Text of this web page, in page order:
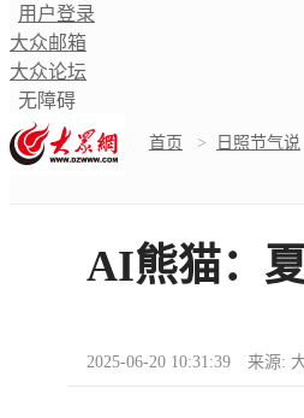
用户登录
大众邮箱
大众论坛
无障碍
首页 > 日照节气说
AI熊猫：
2025-06-20 10:31:39 来源: